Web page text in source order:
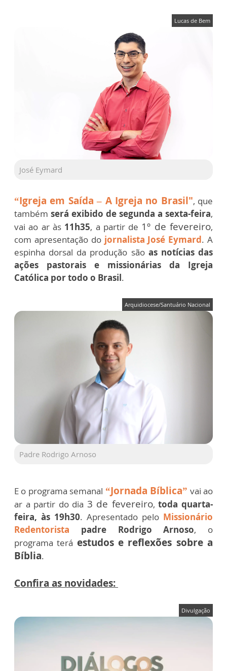
Lucas de Bem
José Eymard
“Igreja em Saída – A Igreja no Brasil", que
também será exibido de segunda a sexta-feira,
vai ao ar às 11h35, a partir de 1º de fevereiro,
com apresentação do jornalista José Eymard. A
espinha dorsal da produção são as notícias das
ações pastorais e missionárias da Igreja
Católica por todo o Brasil.
Arquidiocese/Santuário Nacional
Padre Rodrigo Arnoso
E o programa semanal “Jornada Bíblica” vai ao
ar a partir do dia 3 de fevereiro,toda quarta-
feira, às 19h30. Apresentado pelo Missionário
Redentorista
padre Rodrigo Arnoso, o
programa terá estudos e reflexões sobre a
Bíblia.
Confira as novidades:
Divulgação